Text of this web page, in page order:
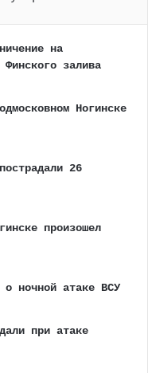
на
залива
Ногинске
26
произошел
о ночной атаке ВСУ
при атаке